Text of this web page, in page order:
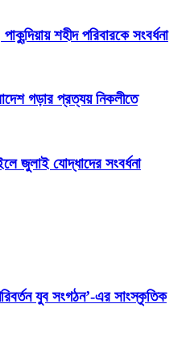
শহীদ পরিবারকে সংবর্ধনা
গড়ার প্রত্যয় নিকলীতে
জুলাই যোদ্ধাদের সংবর্ধনা
যুব সংগঠন’-এর সাংস্কৃতিক